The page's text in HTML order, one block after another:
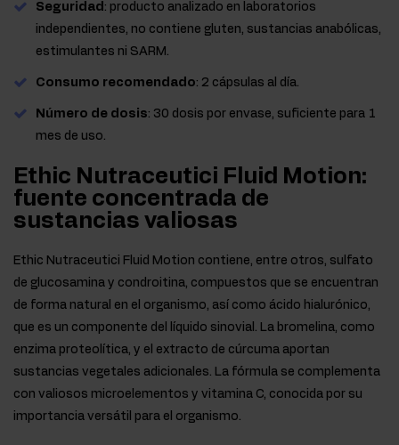
Seguridad : producto analizado en laboratorios
independientes, no contiene gluten, sustancias anabólicas,
estimulantes ni SARM.
Consumo recomendado: 2 cápsulas al día.
Número de dosis: 30 dosis por envase, suficiente para 1
mes de uso.
Ethic Nutraceutici Fluid Motion:
fuente concentrada de
sustancias valiosas
Ethic Nutraceutici Fluid Motion contiene, entre otros, sulfato
de glucosamina y condroitina, compuestos que se encuentran
de forma natural en el organismo, así como ácido hialurónico,
que es un componente del líquido sinovial. La bromelina, como
enzima proteolítica, y el extracto de cúrcuma aportan
sustancias vegetales adicionales. La fórmula se complementa
con valiosos microelementos y vitamina C, conocida por su
importancia versátil para el organismo.